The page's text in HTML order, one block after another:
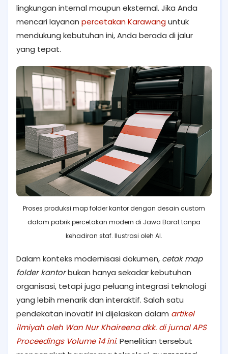
lingkungan internal maupun eksternal. Jika Anda
mencari layanan percetakan Karawanguntuk
mendukung kebutuhan ini, Anda berada di jalur
yang tepat.
Proses produksi map folder kantor dengan desain custom
dalam pabrik percetakan modern di Jawa Barat tanpa
kehadiran staf. Ilustrasi oleh AI.
Dalam konteks modernisasi dokumen, cetak map
folder kantorbukan hanya sekadar kebutuhan
organisasi, tetapi juga peluang integrasi teknologi
yang lebih menarik dan interaktif. Salah satu
pendekatan inovatif ini dijelaskan dalam artikel
ilmiyah oleh Wan Nur Khaireena dkk. di jurnal APS
Proceedings Volume 14 ini. Penelitian tersebut